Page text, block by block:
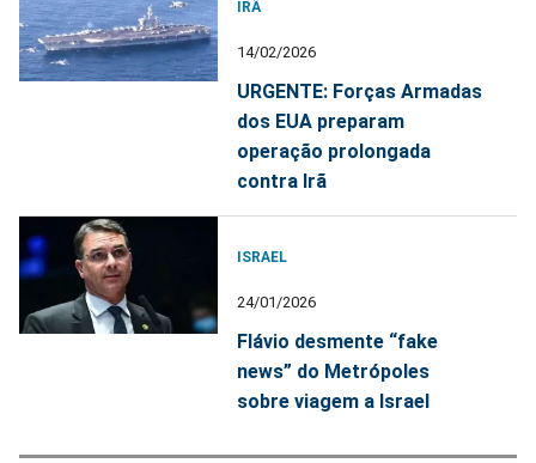
IRÃ
14/02/2026
URGENTE: Forças Armadas
dos EUA preparam
operação prolongada
contra Irã
ISRAEL
24/01/2026
Flávio desmente “fake
news” do Metrópoles
sobre viagem a Israel